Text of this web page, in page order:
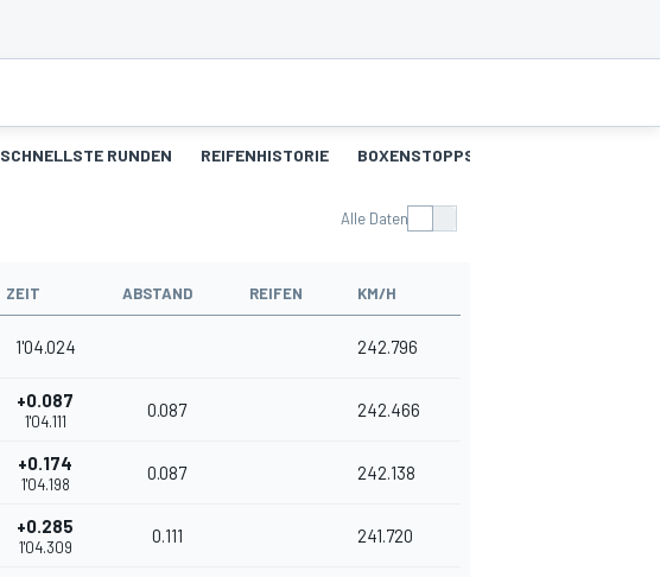
SCHNELLSTE RUNDEN REIFENHISTORIE BOXENSTOPPS
Alle Daten
ZEIT ABSTAND REIFEN KM/H
1'04.024 242.796
+0.087
1'04.111
0.087 242.466
+0.174
1'04.198
0.087 242.138
+0.285
1'04.309
0.111 241.720